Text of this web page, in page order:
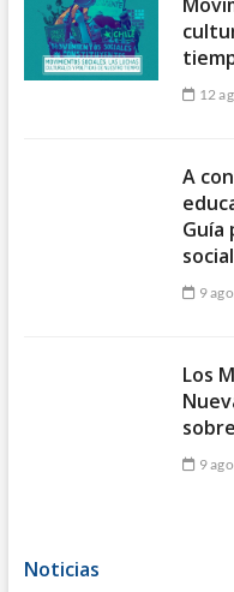
12
A
Guía
9
Los
9
Noticias